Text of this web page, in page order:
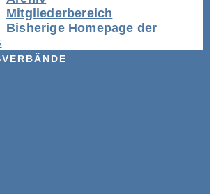
Mitgliederbereich
Bisherige Homepage der